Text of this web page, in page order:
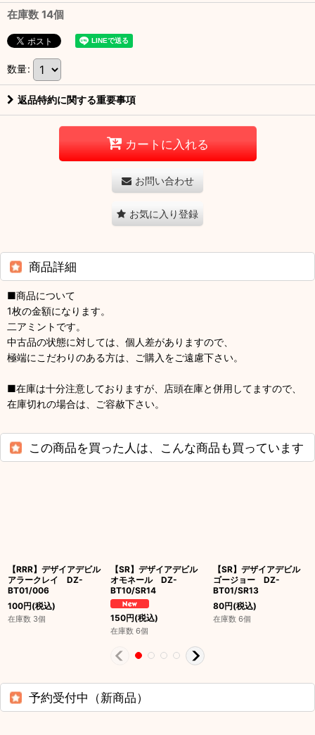
在庫数 14個
数量:
返品特約に関する重要事項
カートに入れる
お問い合わせ
お気に入り登録
商品詳細
■商品について
1枚の金額になります。
二アミントです。
中古品の状態に対しては、個人差がありますので、
極端にこだわりのある方は、ご購入をご遠慮下さい。
■在庫は十分注意しておりますが、店頭在庫と併用してますので、
在庫切れの場合は、ご容赦下さい。
この商品を買った人は、こんな商品も買っています
【RRR】デザイアデビル
アラークレイ DZ-
BT01/006
100円(税込)
在庫数 3個
【SR】デザイアデビル
オモネール DZ-
BT10/SR14
150円(税込)
在庫数 6個
【SR】デザイアデビル
ゴージョー DZ-
BT01/SR13
80円(税込)
在庫数 6個
予約受付中（新商品）